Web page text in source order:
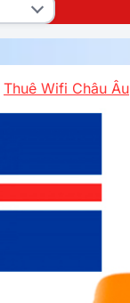
Thuê Wifi Châu Âu